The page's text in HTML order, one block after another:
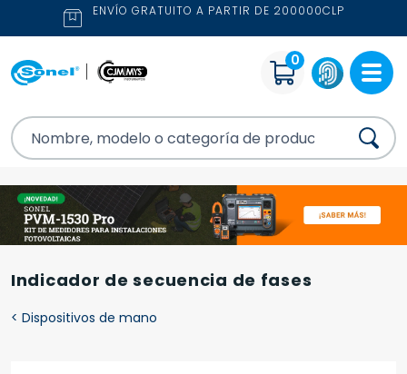
ENVÍO GRATUITO A PARTIR DE 200000CLP
0
Indicador de secuencia de fases
< Dispositivos de mano